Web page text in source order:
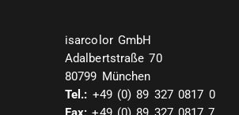
isarcolor GmbH
Adalbertstraße 70
80799 München
Tel.: +49 (0) 89 327 0817 0